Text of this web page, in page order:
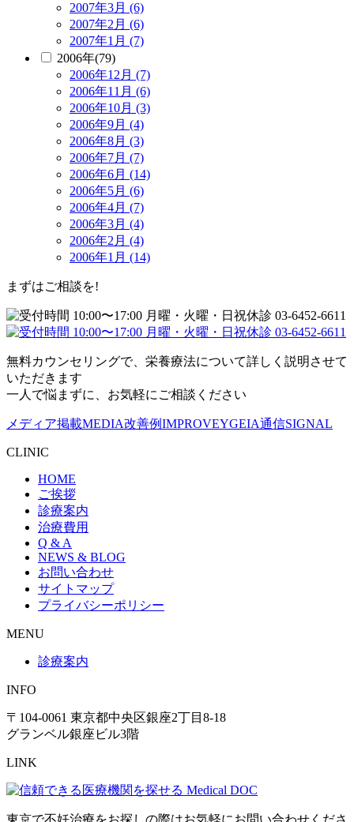
2007年3月 (6)
2007年2月 (6)
2007年1月 (7)
2006年(79)
2006年12月 (7)
2006年11月 (6)
2006年10月 (3)
2006年9月 (4)
2006年8月 (3)
2006年7月 (7)
2006年6月 (14)
2006年5月 (6)
2006年4月 (7)
2006年3月 (4)
2006年2月 (4)
2006年1月 (14)
まずはご相談を!
無料カウンセリングで、栄養療法について詳しく説明させて
いただきます
一人で悩まずに、お気軽にご相談ください
メディア掲載MEDIA改善例IMPROVEYGEIA通信SIGNAL
CLINIC
HOME
ご挨拶
診療案内
治療費用
Q & A
NEWS & BLOG
お問い合わせ
サイトマップ
プライバシーポリシー
MENU
診療案内
INFO
〒104-0061 東京都中央区銀座2丁目8-18
グランベル銀座ビル3階
LINK
東京で不妊治療をお探しの際はお気軽にお問い合わせくださ